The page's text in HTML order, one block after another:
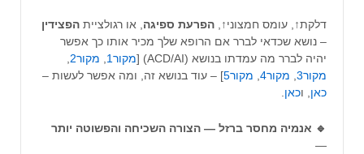
דלקת↑, עומס חמצוני↑, הפרעת ספיגה, או רגולציית הפצידין
– נושא שכדאי לברר אם הרופא שלך מכיר אותו כך אפשר
יהיה לברר מה עמדתו בנושא (ACD/AI) [
מקור1 , מקור2 ,
מקור3 , מקור4 , מקור5 ] – עוד בנושא זה, ומה אפשר לעשות –
כאן, וכאן.
🔹 אנמיה מחסר ברזל — הצורה השכיחה והפשוטה יותר
—